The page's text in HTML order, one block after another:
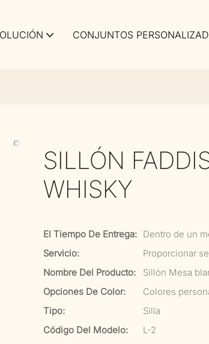
CONJUNTOS
SILLÓN
WHISKY
El Tiempo De Entrega: Dentro de un
Servicio:
Proporcionar
Nombre Del Producto:
Sillón Mesa
Opciones De Color:
Colores
Tipo:
Silla
Código Del Modelo:
L-2